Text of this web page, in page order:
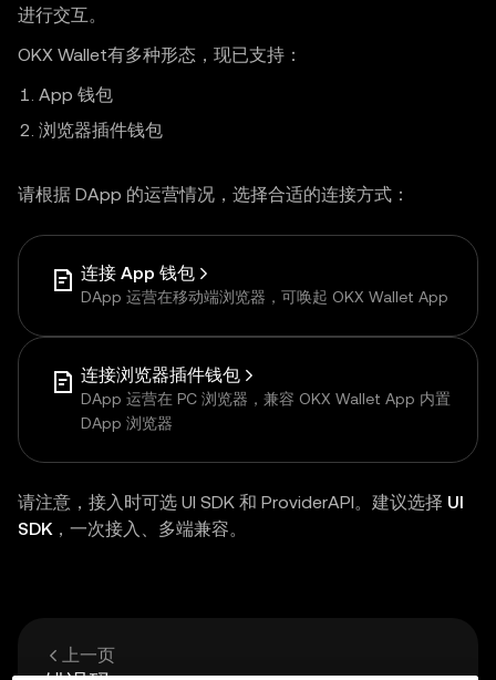
进行交互。
OKX Wallet有多种形态，现已支持：
App 钱包
浏览器插件钱包
请根据 DApp 的运营情况，选择合适的连接方式：
连接 App 钱包
DApp 运营在移动端浏览器，可唤起 OKX Wallet App
连接浏览器插件钱包
DApp 运营在 PC 浏览器，兼容 OKX Wallet App 内置
DApp 浏览器
请注意，接入时可选 UI SDK 和 ProviderAPI。建议选择 UI
SDK，一次接入、多端兼容。
上一页